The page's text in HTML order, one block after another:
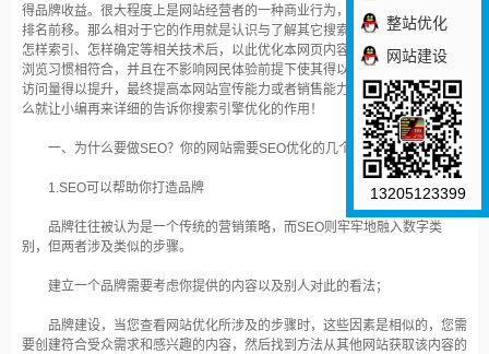
得品牌收益。很大程度上是网站经营者的一种商业行为，将自己或自己公司的
排名前移。那么相对于它的作用就是认识与了解其它搜索引擎怎样紧抓网页、
怎样索引、怎样确定等相关技术后，以此优化本网页内容，确保其能够与用户
浏览习惯相符合，并且在不影响网民体验前提下使其得以提升，进而使该网站
访问量得以提升，最终提高本网站宣传能力或者销售能力的一种现代技术。那
么就让小编再来详细的告诉你搜索引擎优化的作用！
一、为什么要做SEO？你的网站需要SEO优化的几个理由！
1.SEO可以帮助你打造品牌
品牌往往被认为是一个传统的营销策略，而SEO则牢牢地融入数字类
别，但两者涉及类似的步骤。
建立一个品牌需要考虑你提供的内容以及别人对此的看法；
品牌建设，当您查看网站优化所涉及的步骤时，这些因素是相似的，您需
要创建符合受众需求和感兴趣的内容，然后找到方法从其他网站获取该内容的
整站优化
网站建设
13205123399